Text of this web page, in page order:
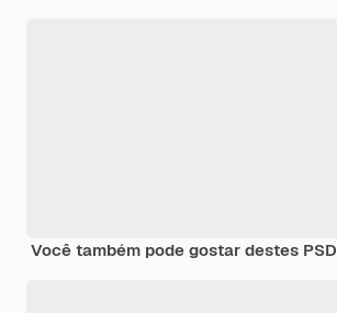
Você também pode gostar destes PSD